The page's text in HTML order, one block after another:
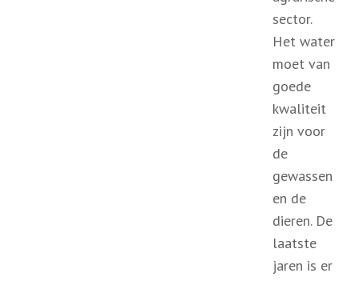
sector.
Het water
moet van
goede
kwaliteit
zijn voor
de
gewassen
en de
dieren. De
laatste
jaren is er